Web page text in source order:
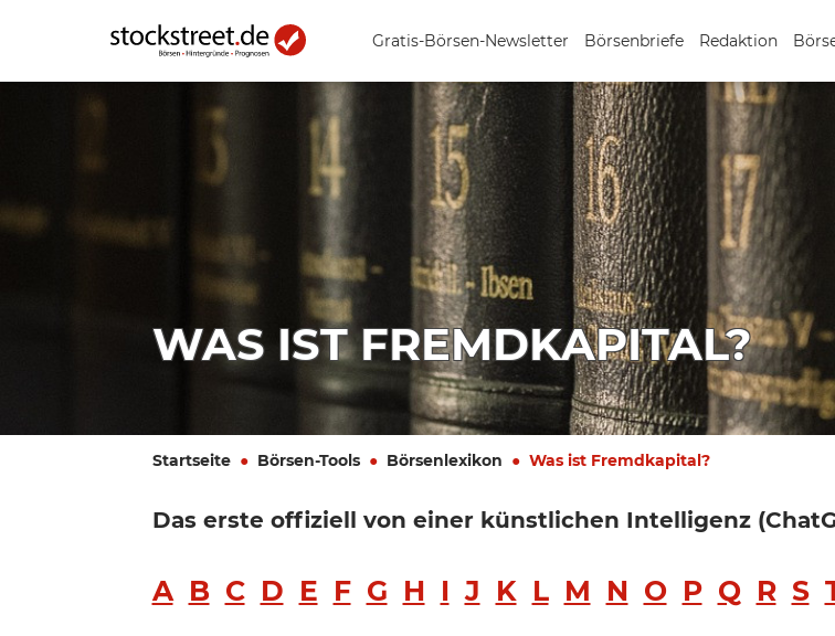
Gratis-Börsen-Newsletter Börsenbriefe Redaktion
WAS IST FREMDKAPITAL?
Startseite Börsen-Tools Börsenlexikon Was ist Fremdkapital?
Das erste offiziell von einer künstlichen Intelligenz
A B C D E F G H I J K L M N O P Q R S